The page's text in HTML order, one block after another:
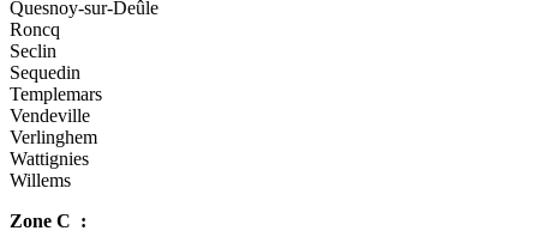
Quesnoy-sur-Deûle
Roncq
Seclin
Sequedin
Templemars
Vendeville
Verlinghem
Wattignies
Willems
Zone C :